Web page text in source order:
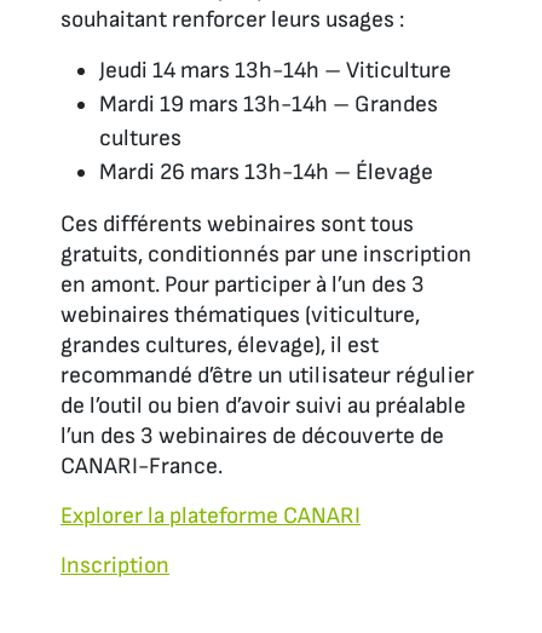
souhaitant renforcer leurs usages :
Jeudi 14 mars 13h-14h – Viticulture
Mardi 19 mars 13h-14h – Grandes
cultures
Mardi 26 mars 13h-14h – Élevage
Ces différents webinaires sont tous
gratuits, conditionnés par une inscription
en amont. Pour participer à l’un des 3
webinaires thématiques (viticulture,
grandes cultures, élevage), il est
recommandé d’être un utilisateur régulier
de l’outil ou bien d’avoir suivi au préalable
l’un des 3 webinaires de découverte de
CANARI-France.
Explorer la plateforme CANARI
Inscription